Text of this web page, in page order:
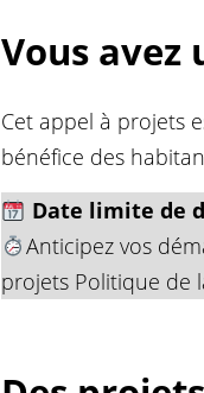
Vous avez
Cet appel à projets
bénéfice des
Date limite de
Anticipez vos
projets Politique de